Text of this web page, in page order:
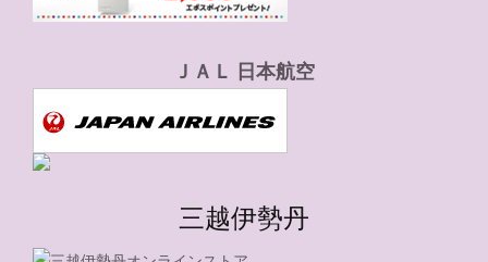
ＪＡＬ 日本航空
三越伊勢丹